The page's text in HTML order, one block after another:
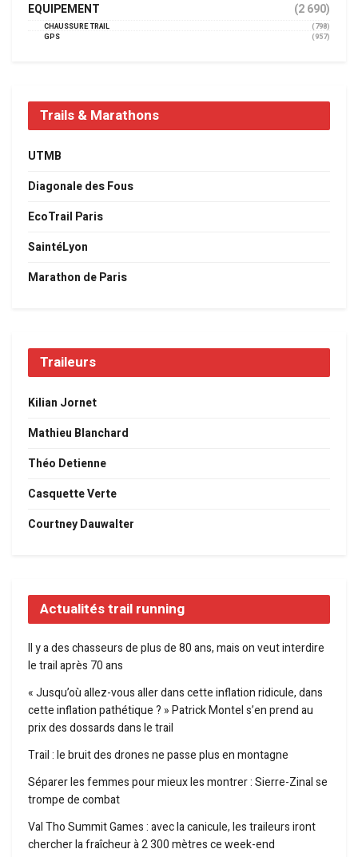
EQUIPEMENT (2 690)
CHAUSSURE TRAIL
(798)
GPS
(957)
Trails & Marathons
UTMB
Diagonale des Fous
EcoTrail Paris
SaintéLyon
Marathon de Paris
Traileurs
Kilian Jornet
Mathieu Blanchard
Théo Detienne
Casquette Verte
Courtney Dauwalter
Actualités trail running
Il y a des chasseurs de plus de 80 ans, mais on veut interdire
le trail après 70 ans
« Jusqu’où allez-vous aller dans cette inflation ridicule, dans
cette inflation pathétique ? » Patrick Montel s’en prend au
prix des dossards dans le trail
Trail : le bruit des drones ne passe plus en montagne
Séparer les femmes pour mieux les montrer : Sierre-Zinal se
trompe de combat
Val Tho Summit Games : avec la canicule, les traileurs iront
chercher la fraîcheur à 2 300 mètres ce week-end